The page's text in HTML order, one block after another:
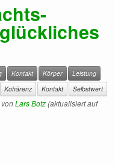
Kontakt Körper
Leistung
Kohärenz Kontakt
Selbstwert
vonLars Botz(aktualisiert auf